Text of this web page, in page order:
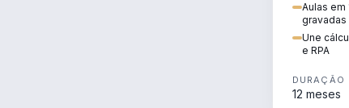
Aulas em
Une
e RPA
DURAÇÃO
12 meses